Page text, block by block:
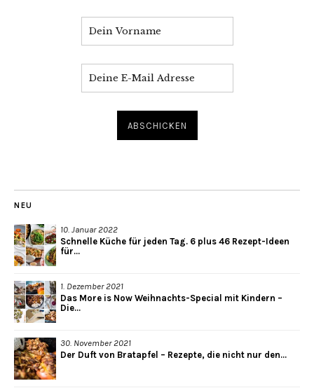
NEU
10. Januar 2022
Schnelle Küche für jeden Tag. 6 plus 46 Rezept-Ideen
für...
1. Dezember 2021
Das More is Now Weihnachts-Special mit Kindern –
Die...
30. November 2021
Der Duft von Bratapfel – Rezepte, die nicht nur den...